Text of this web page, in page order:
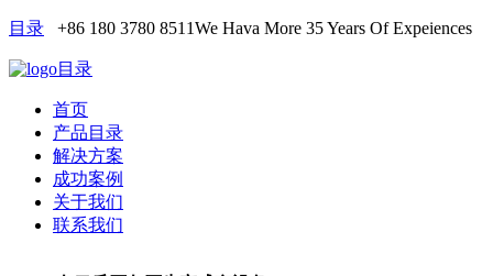
目录 +86 180 3780 8511We Hava More 35 Years Of Expeiences
目录
首页
产品目录
解决方案
成功案例
关于我们
联系我们